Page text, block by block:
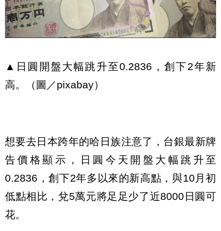
▲日圓開盤大幅跳升至0.2836，創下2年新
高。（圖／pixabay）
想要去日本跨年的哈日族注意了，台銀最新牌
告價格顯示，日圓今天開盤大幅跳升至
0.2836，創下2年多以來的新高點，與10月初
低點相比，兌5萬元將足足少了近8000日圓可
花。